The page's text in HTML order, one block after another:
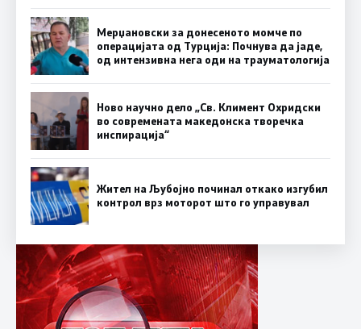
Мерџановски за донесеното момче по
операцијата од Турција: Почнува да јаде,
од интензивна нега оди на трауматологија
Ново научно дело „Св. Климент Охридски
во современата македонска творечка
инспирација“
Жител на Љубојно починал откако изгубил
контрол врз моторот што го управувал